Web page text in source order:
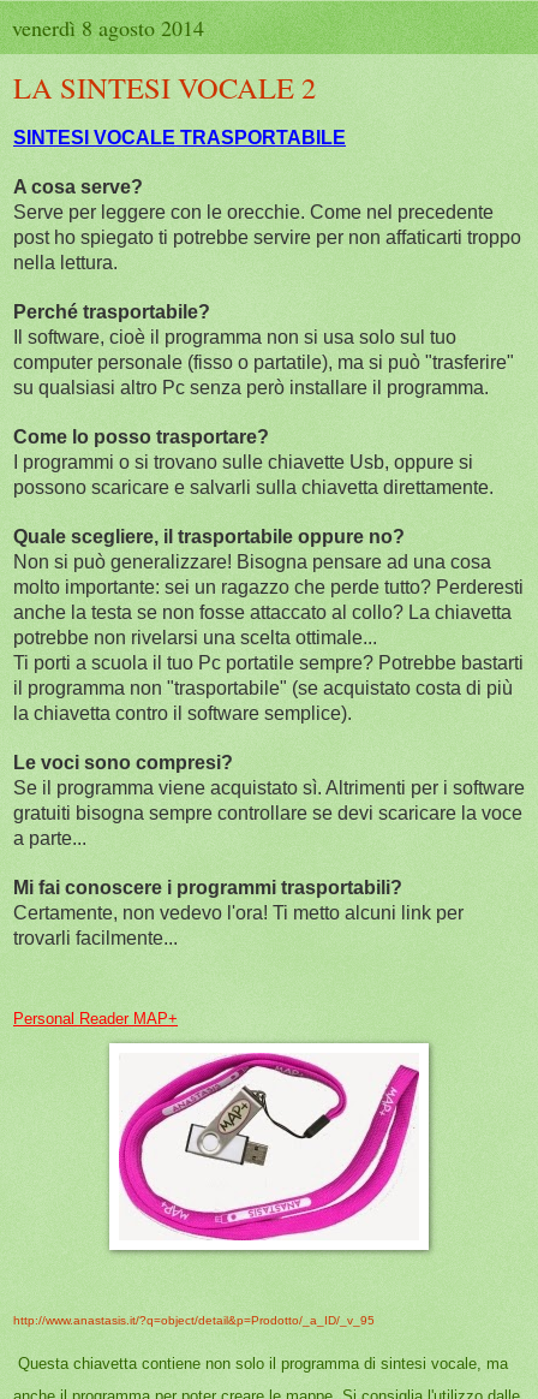
venerdì 8 agosto 2014
LA SINTESI VOCALE 2
SINTESI VOCALE TRASPORTABILE
A cosa serve?
Serve per leggere con le orecchie. Come nel precedente
post ho spiegato ti potrebbe servire per non affaticarti troppo
nella lettura.
Perché trasportabile?
Il software, cioè il programma non si usa solo sul tuo
computer personale (fisso o partatile), ma si può "trasferire"
su qualsiasi altro Pc senza però installare il programma.
Come lo posso trasportare?
I programmi o si trovano sulle chiavette Usb, oppure si
possono scaricare e salvarli sulla chiavetta direttamente.
Quale scegliere, il trasportabile oppure no?
Non si può generalizzare! Bisogna pensare ad una cosa
molto importante: sei un ragazzo che perde tutto? Perderesti
anche la testa se non fosse attaccato al collo? La chiavetta
potrebbe non rivelarsi una scelta ottimale...
Ti porti a scuola il tuo Pc portatile sempre? Potrebbe bastarti
il programma non "trasportabile" (se acquistato costa di più
la chiavetta contro il software semplice).
Le voci sono compresi?
Se il programma viene acquistato sì. Altrimenti per i software
gratuiti bisogna sempre controllare se devi scaricare la voce
a parte...
Mi fai conoscere i programmi trasportabili?
Certamente, non vedevo l'ora! Ti metto alcuni link per
trovarli facilmente...
Personal Reader MAP+
http://www.anastasis.it/?q=object/detail&p=Prodotto/_a_ID/_v_95
Questa chiavetta contiene non solo il programma di sintesi vocale, ma